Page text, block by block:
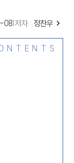
08 저자 : 정찬우